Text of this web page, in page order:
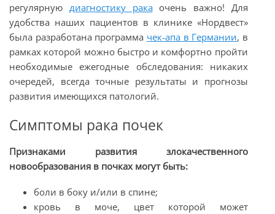
регулярную диагностику ракаочень важно! Для
удобства наших пациентов в клинике «Нордвест»
была разработана программа чек-апа в Германии, в
рамках которой можно быстро и комфортно пройти
необходимые ежегодные обследования: никаких
очередей, всегда точные результаты и прогнозы
развития имеющихся патологий.
Симптомы рака почек
Признаками развития злокачественного
новообразования в почках могут быть:
боли в боку и/или в спине;
кровь в моче, цвет которой может